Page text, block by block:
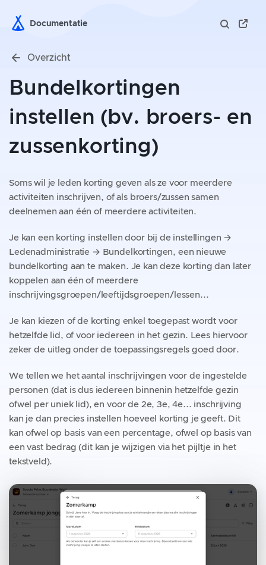
Documentatie
Overzicht
Bundelkortingen
instellen (bv. broers- en
zussenkorting)
Soms wil je leden korting geven als ze voor meerdere
activiteiten inschrijven, of als broers/zussen samen
deelnemen aan één of meerdere activiteiten.
Je kan een korting instellen door bij de instellingen →
Ledenadministratie → Bundelkortingen, een nieuwe
bundelkorting aan te maken. Je kan deze korting dan later
koppelen aan één of meerdere
inschrijvingsgroepen/leeftijdsgroepen/lessen...
Je kan kiezen of de korting enkel toegepast wordt voor
hetzelfde lid, of voor iedereen in het gezin. Lees hiervoor
zeker de uitleg onder de toepassingsregels goed door.
We tellen we het aantal inschrijvingen voor de ingestelde
personen (dat is dus iedereen binnenin hetzelfde gezin
ofwel per uniek lid), en voor de 2e, 3e, 4e... inschrijving
kan je dan precies instellen hoeveel korting je geeft. Dit
kan ofwel op basis van een percentage, ofwel op basis van
een vast bedrag (dit kan je wijzigen via het pijltje in het
tekstveld).